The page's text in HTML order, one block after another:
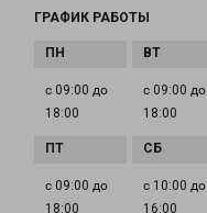
ГРАФИК РАБОТЫ
с 09:00 до
18:00
с 09:00 до
18:00
с 09:00 до
18:00
с 10:00 до
16:00